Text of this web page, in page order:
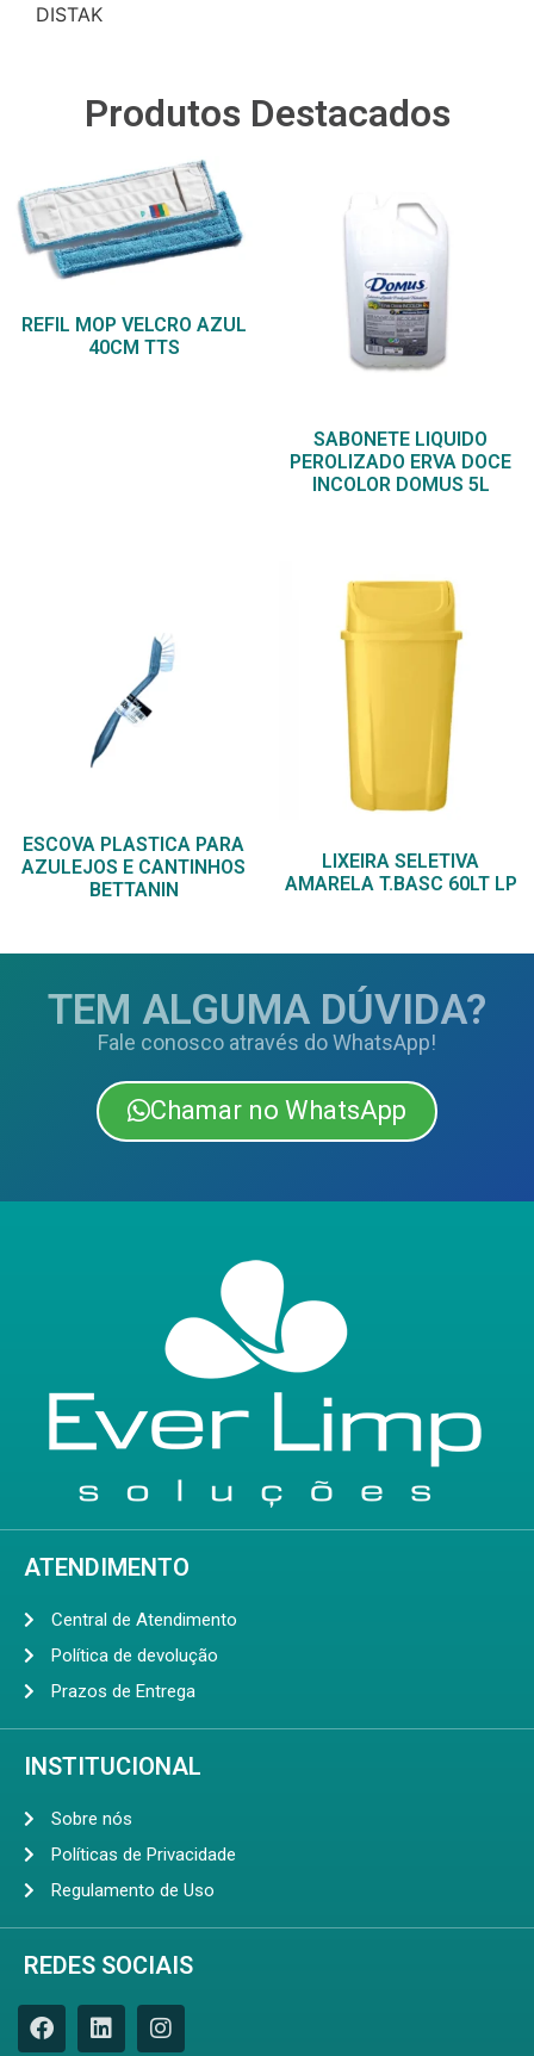
DISTAK
Produtos Destacados
REFIL MOP VELCRO AZUL
40CM TTS
SABONETE LIQUIDO
PEROLIZADO ERVA DOCE
INCOLOR DOMUS 5L
ESCOVA PLASTICA PARA
AZULEJOS E CANTINHOS
BETTANIN
LIXEIRA SELETIVA
AMARELA T.BASC 60LT LP
TEM ALGUMA DÚVIDA?
Fale conosco através do WhatsApp!
Chamar no WhatsApp
ATENDIMENTO
Central de Atendimento
Política de devolução
Prazos de Entrega
INSTITUCIONAL
Sobre nós
Políticas de Privacidade
Regulamento de Uso
REDES SOCIAIS